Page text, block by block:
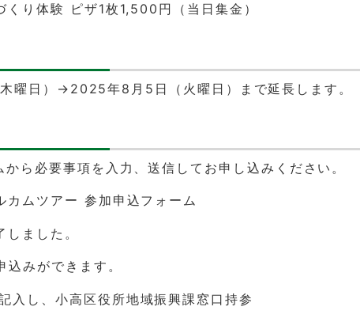
くり体験 ピザ1枚1,500円（当日集金）
曜日）→2025年8月5日（火曜日）まで延長します。
ら必要事項を入力、送信してお申し込みください。
カムツアー 参加申込フォーム
しました。
みができます。
し、小高区役所地域振興課窓口持参